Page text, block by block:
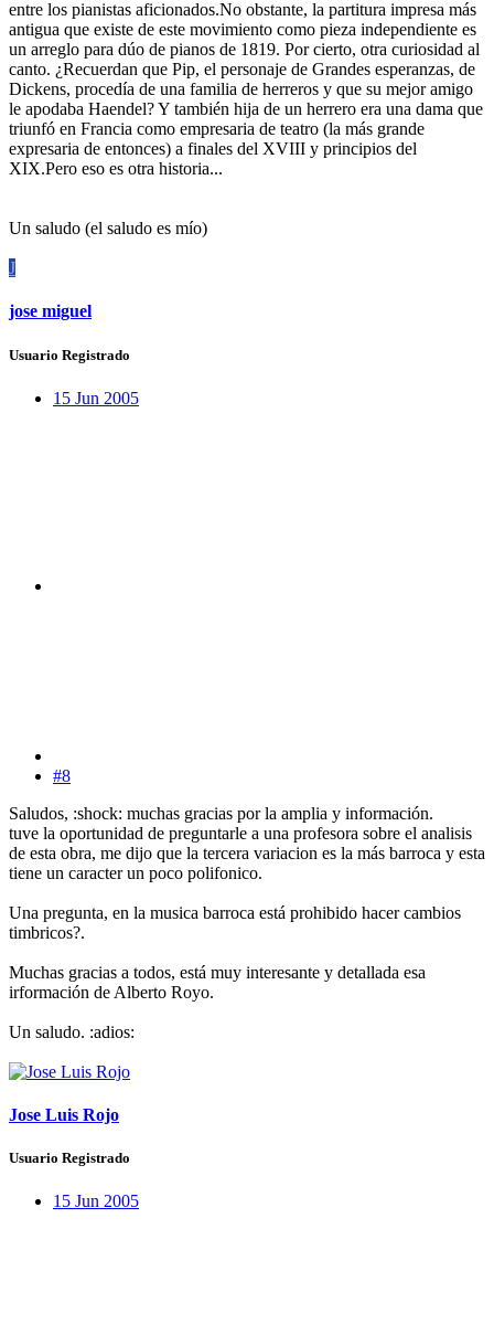
entre los pianistas aficionados.No obstante, la partitura impresa más
antigua que existe de este movimiento como pieza independiente es
un arreglo para dúo de pianos de 1819. Por cierto, otra curiosidad al
canto. ¿Recuerdan que Pip, el personaje de Grandes esperanzas, de
Dickens, procedía de una familia de herreros y que su mejor amigo
le apodaba Haendel? Y también hija de un herrero era una dama que
triunfó en Francia como empresaria de teatro (la más grande
expresaria de entonces) a finales del XVIII y principios del
XIX.Pero eso es otra historia...
Un saludo (el saludo es mío)
J
jose miguel
Usuario Registrado
15 Jun 2005
#8
Saludos, :shock: muchas gracias por la amplia y información.
tuve la oportunidad de preguntarle a una profesora sobre el analisis
de esta obra, me dijo que la tercera variacion es la más barroca y esta
tiene un caracter un poco polifonico.
Una pregunta, en la musica barroca está prohibido hacer cambios
timbricos?.
Muchas gracias a todos, está muy interesante y detallada esa
irformación de Alberto Royo.
Un saludo. :adios:
Jose Luis Rojo
Usuario Registrado
15 Jun 2005